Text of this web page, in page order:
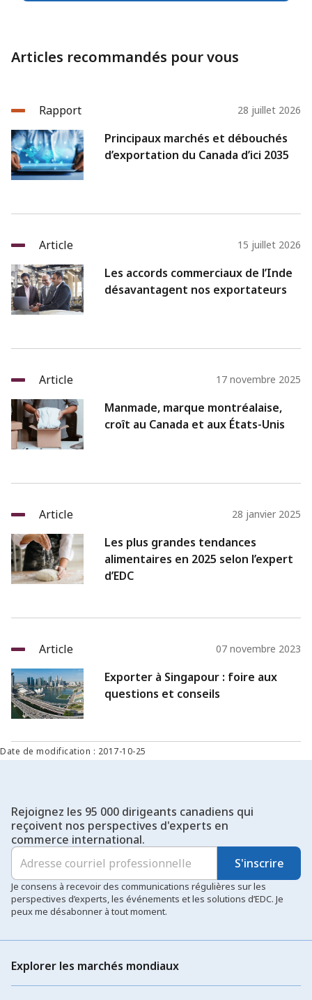
Articles recommandés pour vous
Rapport 28 juillet 2026
Principaux marchés et débouchés
d’exportation du Canada d’ici 2035
Article 15 juillet 2026
Les accords commerciaux de l’Inde
désavantagent nos exportateurs
Article 17 novembre 2025
Manmade, marque montréalaise,
croît au Canada et aux États-Unis
Article 28 janvier 2025
Les plus grandes tendances
alimentaires en 2025 selon l’expert
d’EDC
Article 07 novembre 2023
Exporter à Singapour : foire aux
questions et conseils
Date de modification : 2017-10-25
Rejoignez les 95 000 dirigeants canadiens qui
reçoivent nos perspectives d'experts en
commerce international.
S'inscrire
Je consens à recevoir des communications régulières sur les
perspectives d’experts, les événements et les solutions d’EDC. Je
peux me désabonner à tout moment.
Explorer les marchés mondiaux